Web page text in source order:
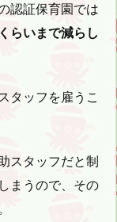
認証保育園では
らいまで減らし
タッフを雇うこ
スタッフだと制
まうので、その